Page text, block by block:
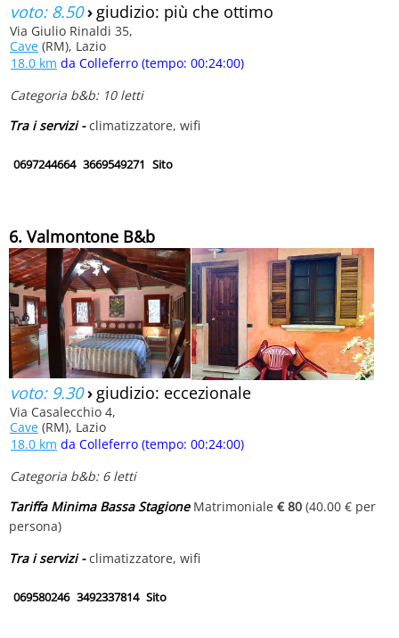
voto: 8.50› giudizio: più che ottimo
Via Giulio Rinaldi 35,
Cave (RM), Lazio
18.0 km da Colleferro (tempo: 00:24:00)
Categoria b&b: 10 letti
Tra i servizi -climatizzatore, wifi
0697244664 3669549271 Sito
6. Valmontone B&b
voto: 9.30› giudizio: eccezionale
Via Casalecchio 4,
Cave (RM), Lazio
18.0 km da Colleferro (tempo: 00:24:00)
Categoria b&b: 6 letti
Tariffa Minima Bassa StagioneMatrimoniale € 80 (40.00 € per
persona)
Tra i servizi -climatizzatore, wifi
069580246 3492337814 Sito